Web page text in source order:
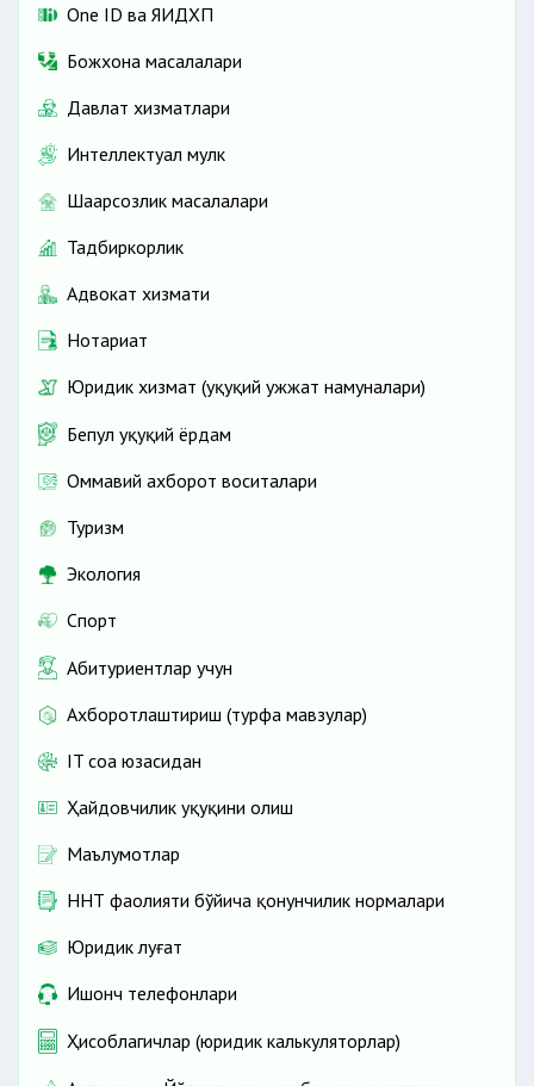
One ID ва ЯИДХП
Божхона масалалари
Давлат хизматлари
Интеллектуал мулк
Шаҳарсозлик масалалари
Тадбиркорлик
Адвокат хизмати
Нотариат
Юридик хизмат (ҳуқуқий ҳужжат намуналари)
Бепул ҳуқуқий ёрдам
Оммавий ахборот воситалари
Туризм
Экология
Спорт
Абитуриентлар учун
Ахборотлаштириш (турфа мавзулар)
IT соҳа юзасидан
Ҳайдовчилик ҳуқуқини олиш
Маълумотлар
ННТ фаолияти бўйича қонунчилик нормалари
Юридик луғат
Ишонч телефонлари
Ҳисоблагичлар (юридик калькуляторлар)